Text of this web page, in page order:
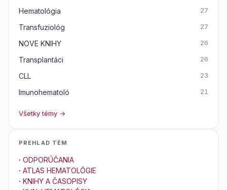
Hematológia 27
Transfuziológ 27
NOVE KNIHY 26
Transplantáci 26
CLL 23
Imunohematoló 21
Všetky témy →
PREHLAD TÉM
· ODPORÚČANIA
· ATLAS HEMATOLÓGIE
· KNIHY A ČASOPISY